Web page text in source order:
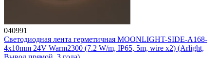
040991
Светодиодная лента герметичная MOONLIGHT-SIDE-A168-
4x10mm 24V Warm2300 (7.2 W/m, IP65, 5m, wire x2) (Arlight,